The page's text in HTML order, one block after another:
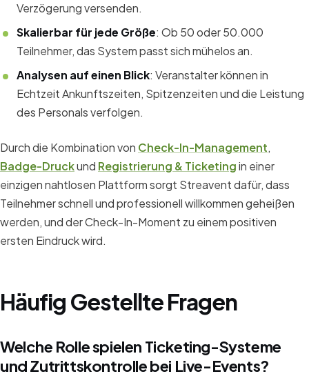
Verzögerung versenden.
Skalierbar für jede Größe: Ob 50 oder 50.000
Teilnehmer, das System passt sich mühelos an.
Analysen auf einen Blick: Veranstalter können in
Echtzeit Ankunftszeiten, Spitzenzeiten und die Leistung
des Personals verfolgen.
Durch die Kombination von Check-In-Management,
Badge-Druckund Registrierung & Ticketingin einer
einzigen nahtlosen Plattform sorgt Streavent dafür, dass
Teilnehmer schnell und professionell willkommen geheißen
werden, und der Check-In-Moment zu einem positiven
ersten Eindruck wird.
Häufig Gestellte Fragen
Welche Rolle spielen Ticketing-Systeme
und Zutrittskontrolle bei Live-Events?